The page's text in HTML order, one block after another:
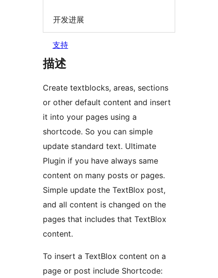
开发进展
支持
描述
Create textblocks, areas, sections
or other default content and insert
it into your pages using a
shortcode. So you can simple
update standard text. Ultimate
Plugin if you have always same
content on many posts or pages.
Simple update the TextBlox post,
and all content is changed on the
pages that includes that TextBlox
content.
To insert a TextBlox content on a
page or post include Shortcode: